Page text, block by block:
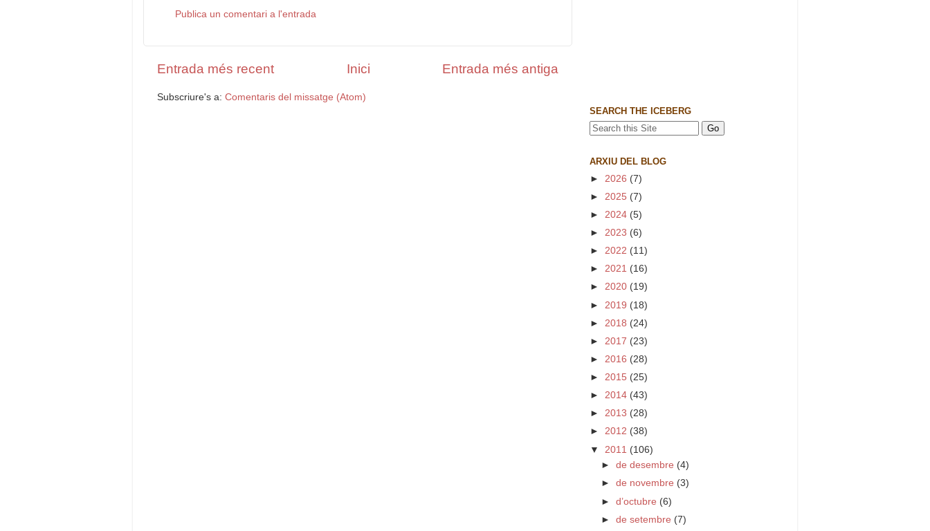
Publica un comentari a l'entrada
Entrada més recent Entrada més antiga
Inici
Subscriure's a: Comentaris del missatge (Atom)
SEARCH THE ICEBERG
ARXIU DEL BLOG
► 2026 (7)
► 2025 (7)
► 2024 (5)
► 2023 (6)
► 2022 (11)
► 2021 (16)
► 2020 (19)
► 2019 (18)
► 2018 (24)
► 2017 (23)
► 2016 (28)
► 2015 (25)
► 2014 (43)
► 2013 (28)
► 2012 (38)
▼ 2011 (106)
►de desembre (4)
►de novembre (3)
►d’octubre (6)
►de setembre (7)